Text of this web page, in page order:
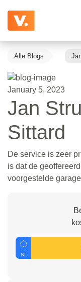
Alle Blogs
January 5, 2023
Jan
Sittard
De service is zeer
is dat de
voorgestelde